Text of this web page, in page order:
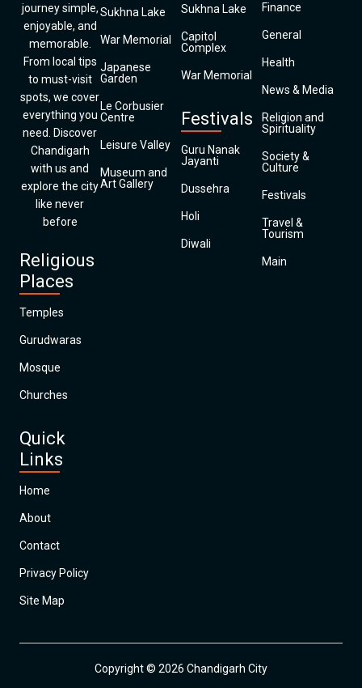
journey simple,
enjoyable, and
memorable.
From local tips
to must-visit
spots, we cover
everything you
need. Discover
Chandigarh
with us and
explore the city
like never
before
Religious
Places
Temples
Gurudwaras
Mosque
Churches
Quick
Links
Home
About
Contact
Privacy Policy
Site Map
Sukhna Lake
War Memorial
Japanese
Garden
Le Corbusier
Centre
Leisure Valley
Museum and
Art Gallery
Sukhna Lake
Capitol
Complex
War Memorial
Festivals
Guru Nanak
Jayanti
Dussehra
Holi
Diwali
Finance
General
Health
News & Media
Religion and
Spirituality
Society &
Culture
Festivals
Travel &
Tourism
Main
Copyright © 2026 Chandigarh City